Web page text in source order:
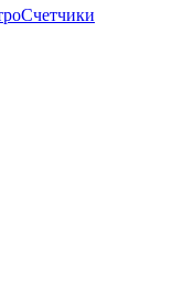
Счетчики